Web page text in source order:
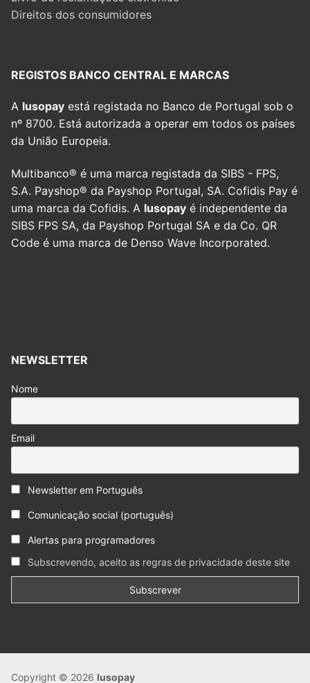
Direitos dos consumidores
REGISTOS BANCO CENTRAL E MARCAS
A lusopay está registada no Banco de Portugal sob o
nº 8700. Está autorizada a operar em todos os países
da União Europeia.
Multibanco® é uma marca registada da SIBS - FPS,
S.A. Payshop® da Payshop Portugal, SA. Cofidis Pay é
uma marca da Cofidis. A lusopay é independente da
SIBS FPS SA, da Payshop Portugal SA e da Co. QR
Code é uma marca de Denso Wave Incorporated.
NEWSLETTER
Nome
Email
Newsletter em Português
Comunicação social (português)
Alertas para programadores
Subscrevendo, aceito as regras de privacidade deste site
Copyright © 2026 lusopay